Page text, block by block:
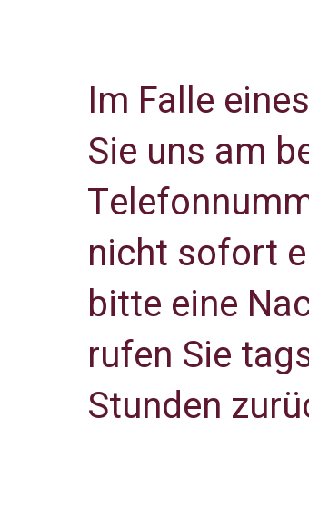
Im Falle
Sie uns am
nicht sofort
bitte eine
rufen Sie
Stunden